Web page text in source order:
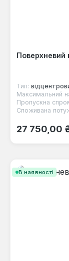
Поверхневий
Тип:
Максимальний
Пропускна
Споживана
Звичайна
27 750,00
В наявності